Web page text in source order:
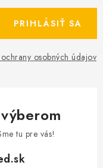
osobných údajov
PRIHLÁSIŤ SA
tu pre vás!